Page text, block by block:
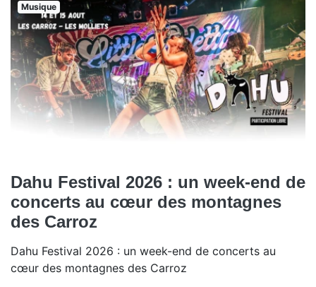
Musique
Dahu Festival 2026 : un week-end de
concerts au cœur des montagnes
des Carroz
Dahu Festival 2026 : un week-end de concerts au
cœur des montagnes des Carroz